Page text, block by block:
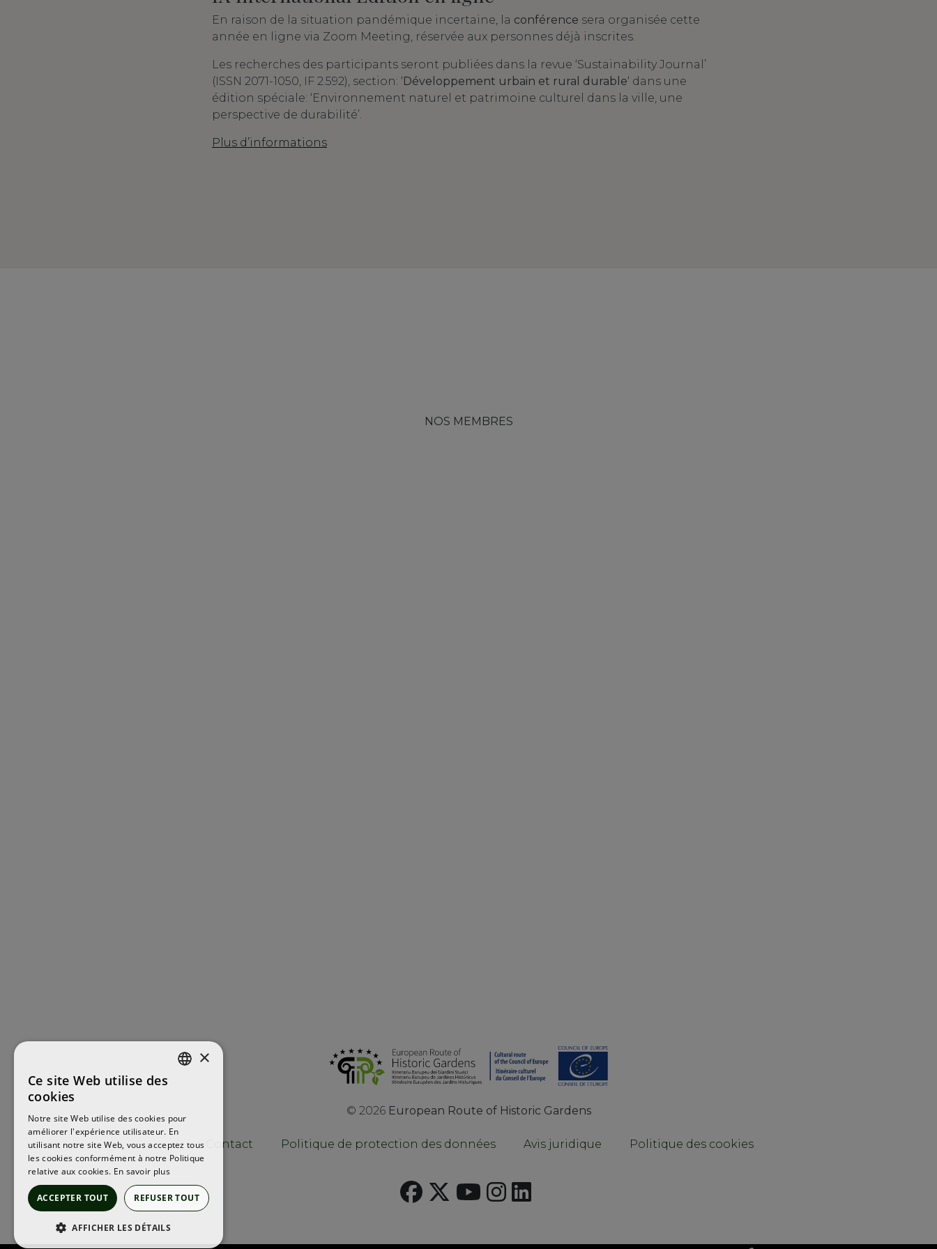
En raison de la situation pandémique incertaine, la conférence sera organisée cette
année en ligne via Zoom Meeting, réservée aux personnes déjà inscrites.
Les recherches des participants seront publiées dans la revue ‘Sustainability Journal’
(ISSN 2071-1050, IF 2.592), section: ‘Développement urbain et rural durable‘ dans une
édition spéciale: ‘Environnement naturel et patrimoine culturel dans la ville, une
perspective de durabilité’.
Plus d’informations
NOS MEMBRES
© 2026 European Route of Historic Gardens
Contact Politique de protection des données Avis juridique Politique des cookies
×
Ce site Web utilise des
cookies
Notre site Web utilise des cookies pour
améliorer l'expérience utilisateur. En
utilisant notre site Web, vous acceptez tous
les cookies conformément à notre Politique
relative aux cookies. En savoir plus
ACCEPTER TOUT REFUSER TOUT
AFFICHER LES DÉTAILS